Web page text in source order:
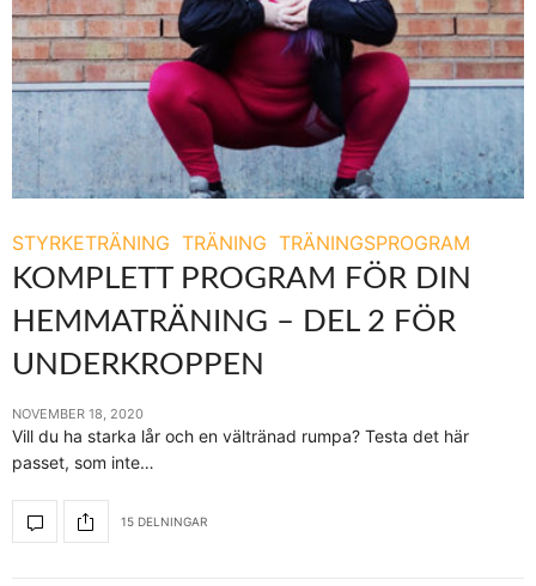
STYRKETRÄNING TRÄNING TRÄNINGSPROGRAM
KOMPLETT PROGRAM FÖR DIN
HEMMATRÄNING – DEL 2 FÖR
UNDERKROPPEN
NOVEMBER 18, 2020
Vill du ha starka lår och en vältränad rumpa? Testa det här
passet, som inte…
15 DELNINGAR